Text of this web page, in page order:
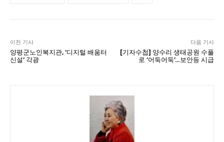
이전 기사
양평군노인복지관, ‘디지털 배움터
신설’ 각광
다음 기사
[기자수첩] 양수리 생태공원 수풀
로 ‘어둑어둑’…보안등 시급